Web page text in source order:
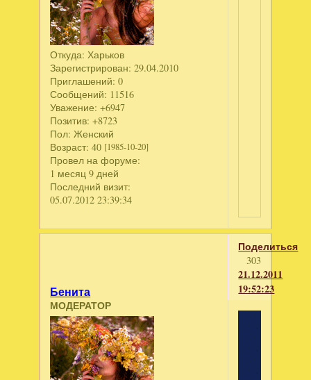
Откуда: Харьков
Зарегистрирован: 29.04.2010
Приглашений: 0
Сообщений: 11516
Уважение: +6947
Позитив: +8723
Пол: Женский
Возраст: 40 [1985-10-20]
Провел на форуме:
1 месяц 9 дней
Последний визит:
05.07.2012 23:39:34
Поделиться
303
21.12.2011
19:52:23
Бенита
МОДЕРАТОР